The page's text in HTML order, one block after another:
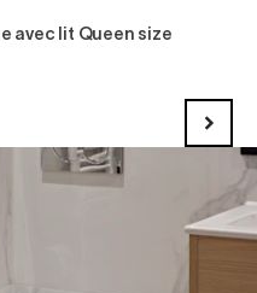
avec lit Queen size